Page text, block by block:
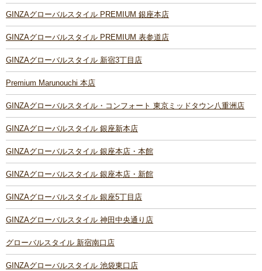
GINZAグローバルスタイル PREMIUM 銀座本店
GINZAグローバルスタイル PREMIUM 表参道店
GINZAグローバルスタイル 新宿3丁目店
Premium Marunouchi 本店
GINZAグローバルスタイル・コンフォート 東京ミッドタウン八重洲店
GINZAグローバルスタイル 銀座新本店
GINZAグローバルスタイル 銀座本店・本館
GINZAグローバルスタイル 銀座本店・新館
GINZAグローバルスタイル 銀座5丁目店
GINZAグローバルスタイル 神田中央通り店
グローバルスタイル 新宿南口店
GINZAグローバルスタイル 池袋東口店